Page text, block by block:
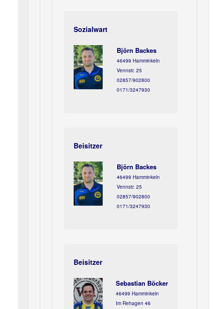
Sozialwart
Björn Backes
46499 Hamminkeln
Vennstr. 25
02857/902800
0171/3247930
Beisitzer
Björn Backes
46499 Hamminkeln
Vennstr. 25
02857/902800
0171/3247930
Beisitzer
Sebastian Böcker
46499 Hamminkeln
Im Rehagen 46